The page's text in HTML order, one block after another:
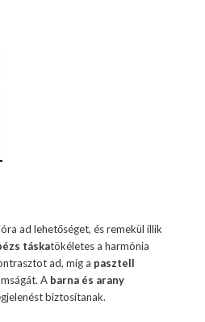
ad lehetőséget, és remekül illik
táskatökéletes a harmónia
ad, míg a pasztell
A barna és arany
biztosítanak.